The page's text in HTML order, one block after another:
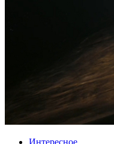
Интересное